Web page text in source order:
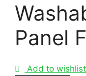
Panel
Add to wishlist